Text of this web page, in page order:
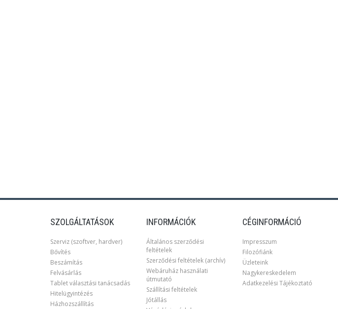
SZOLGÁLTATÁSOK
Szerviz (szoftver, hardver)
Bővítés
Beszámítás
Felvásárlás
Tablet választási tanácsadás
Hitelügyintézés
Házhozszállítás
INFORMÁCIÓK
Általános szerződési
feltételek
Szerződési feltételek (archív)
Webáruház használati
útmutató
Szállítási feltételek
Jótállás
CÉGINFORMÁCIÓ
Impresszum
Filozófiánk
Üzleteink
Nagykereskedelem
Adatkezelési Tájékoztató